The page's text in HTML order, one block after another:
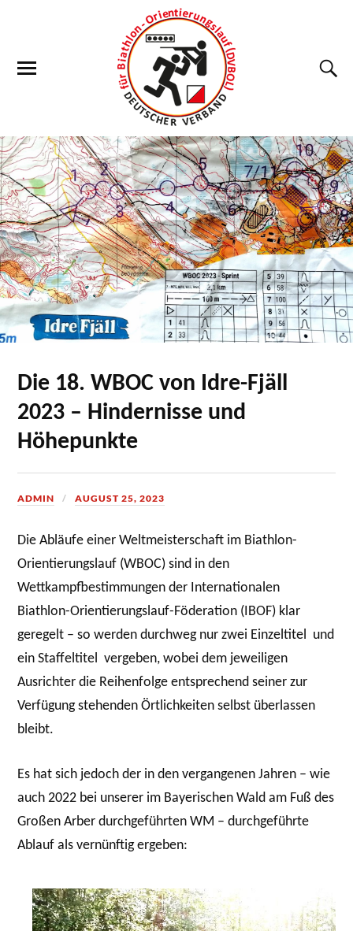
Die 18. WBOC von Idre-Fjäll
2023 – Hindernisse und
Höhepunkte
ADMIN AUGUST 25, 2023
Die Abläufe einer Weltmeisterschaft im Biathlon-
Orientierungslauf (WBOC) sind in den
Wettkampfbestimmungen der Internationalen
Biathlon-Orientierungslauf-Föderation (IBOF) klar
geregelt – so werden durchweg nur zwei Einzeltitel und
ein Staffeltitel vergeben, wobei dem jeweiligen
Ausrichter die Reihenfolge entsprechend seiner zur
Verfügung stehenden Örtlichkeiten selbst überlassen
bleibt.
Es hat sich jedoch der in den vergangenen Jahren – wie
auch 2022 bei unserer im Bayerischen Wald am Fuß des
Großen Arber durchgeführten WM – durchgeführte
Ablauf als vernünftig ergeben: